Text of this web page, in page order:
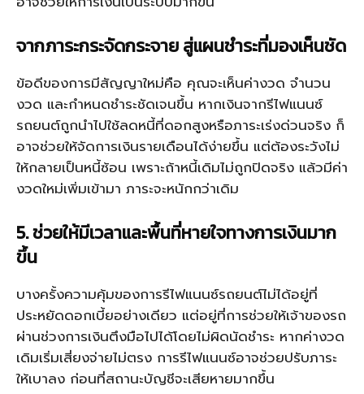
จากภาระกระจัดกระจาย สู่แผนชำระที่มองเห็นชัด
ข้อดีของการมีสัญญาใหม่คือ คุณจะเห็นค่างวด จำนวน
งวด และกำหนดชำระชัดเจนขึ้น หากเงินจากรีไฟแนนซ์
รถยนต์ถูกนำไปใช้ลดหนี้ที่ดอกสูงหรือภาระเร่งด่วนจริง ก็
อาจช่วยให้จัดการเงินรายเดือนได้ง่ายขึ้น แต่ต้องระวังไม่
ให้กลายเป็นหนี้ซ้อน เพราะถ้าหนี้เดิมไม่ถูกปิดจริง แล้วมีค่า
งวดใหม่เพิ่มเข้ามา ภาระจะหนักกว่าเดิม
5. ช่วยให้มีเวลาและพื้นที่หายใจทางการเงินมาก
ขึ้น
บางครั้งความคุ้มของการรีไฟแนนซ์รถยนต์ไม่ได้อยู่ที่
ประหยัดดอกเบี้ยอย่างเดียว แต่อยู่ที่การช่วยให้เจ้าของรถ
ผ่านช่วงการเงินตึงมือไปได้โดยไม่ผิดนัดชำระ หากค่างวด
เดิมเริ่มเสี่ยงจ่ายไม่ตรง การรีไฟแนนซ์อาจช่วยปรับภาระ
ให้เบาลง ก่อนที่สถานะบัญชีจะเสียหายมากขึ้น